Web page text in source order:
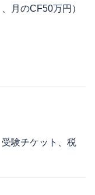
月のCF50万円）
受験チケット、税